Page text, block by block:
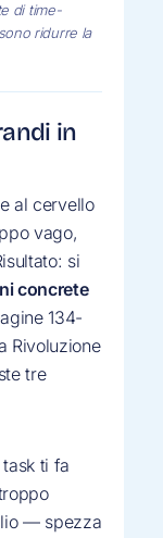
di time-
ridurre la
in
al cervello
vago,
si
concrete
134-
Rivoluzione
tre
ti fa
— spezza